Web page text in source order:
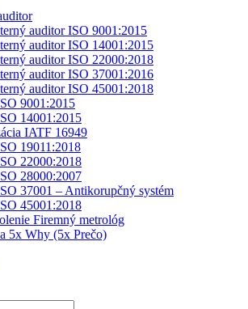
auditor ISO 9001:2015
auditor ISO 14001:2015
auditor ISO 22000:2018
auditor ISO 37001:2016
auditor ISO 45001:2018
9001:2015
14001:2015
IATF 16949
19011:2018
22000:2018
28000:2007
37001 – Antikorupčný systém
45001:2018
Firemný metrológ
5x Why (5x Prečo)